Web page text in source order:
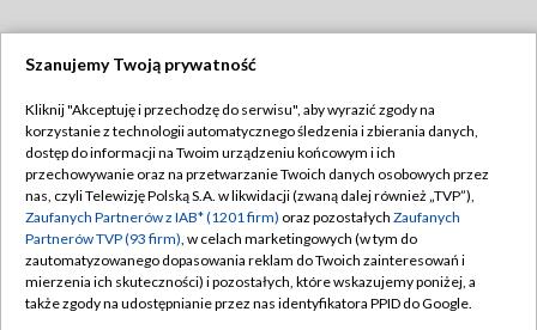
TVP
Abonament TVP
Emisja w TVP
Centrum informacji TVP
Naziemna Telewizja Cyfrowa
Regulamin TVP
Polityka prywatności
Moje zgody
Pomoc
Szanujemy Twoją prywatność
Kliknij "Akceptuję i przechodzę do serwisu", aby wyrazić zgody na
korzystanie z technologii automatycznego śledzenia i zbierania danych,
dostęp do informacji na Twoim urządzeniu końcowym i ich
przechowywanie oraz na przetwarzanie Twoich danych osobowych przez
nas, czyli Telewizję Polską S.A. w likwidacji (zwaną dalej również „TVP”),
Zaufanych Partnerów z IAB* (1201 firm) oraz pozostałych Zaufanych
Partnerów TVP (93 firm), w celach marketingowych (w tym do
zautomatyzowanego dopasowania reklam do Twoich zainteresowań i
mierzenia ich skuteczności) i pozostałych, które wskazujemy poniżej, a
także zgody na udostępnianie przez nas identyfikatora PPID do Google.